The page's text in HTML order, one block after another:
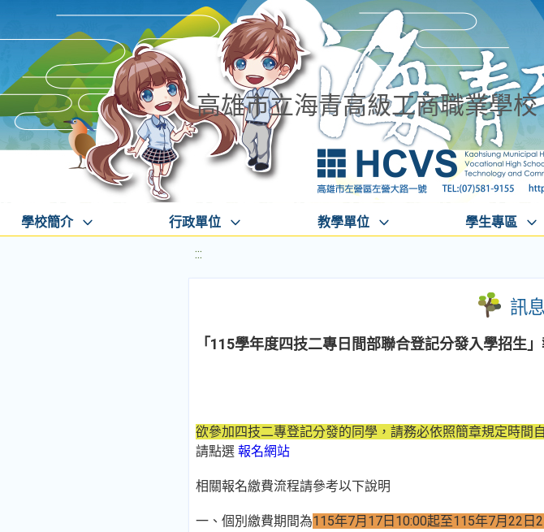
高雄市立海青高級工商職業學校
學校簡介 行政單位 教學單位 學生專區
:::
訊
「115學年度四技二專日間部聯合登記分發入學招生
欲參加四技二專登記分發的同學，請務必依照簡章規定時間
請點選 報名網站
相關報名繳費流程請參考以下說明
一、個別繳費期間為115年7月17日10:00起至115年7月22日